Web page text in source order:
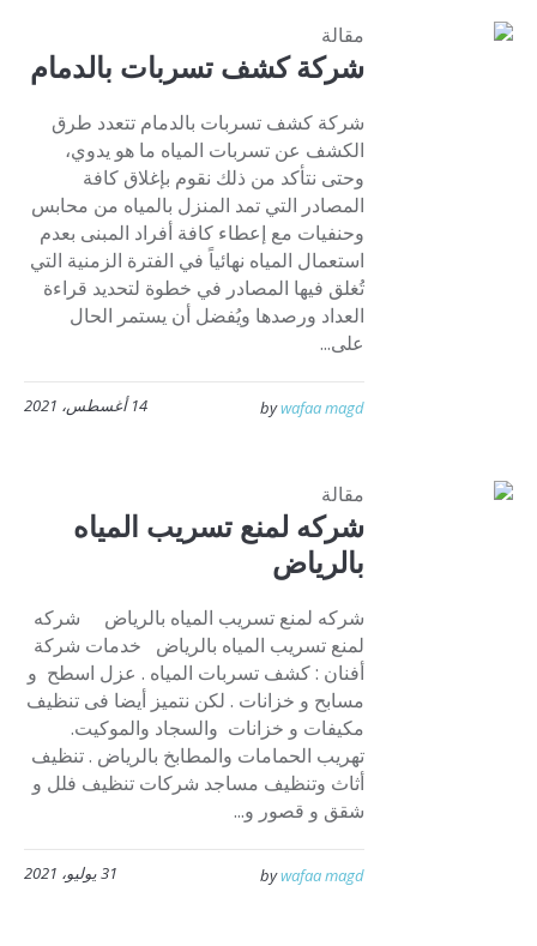
مقالة
شركة كشف تسربات بالدمام
شركة كشف تسربات بالدمام تتعدد طرق
الكشف عن تسربات المياه ما هو يدوي،
وحتى نتأكد من ذلك نقوم بإغلاق كافة
المصادر التي تمد المنزل بالمياه من محابس
وحنفيات مع إعطاء كافة أفراد المبنى بعدم
استعمال المياه نهائياً في الفترة الزمنية التي
تُغلق فيها المصادر في خطوة لتحديد قراءة
العداد ورصدها ويُفضل أن يستمر الحال
على...
14 أغسطس، 2021 bywafaa magd
مقالة
شركه لمنع تسريب المياه
بالرياض
شركه لمنع تسريب المياه بالرياض شركه
لمنع تسريب المياه بالرياض خدمات شركة
أفنان : كشف تسربات المياه . عزل اسطح و
مسابح و خزانات . لكن نتميز أيضا فى تنظيف
مكيفات و خزانات والسجاد والموكيت.
تهريب الحمامات والمطابخ بالرياض . تنظيف
أثاث وتنظيف مساجد شركات تنظيف فلل و
شقق و قصور و...
31 يوليو، 2021 bywafaa magd